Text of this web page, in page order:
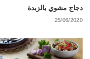
دجاج مشوي بالزبدة
25/06/2020